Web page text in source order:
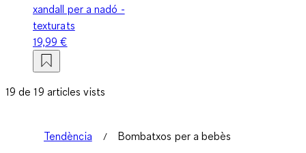
xandall per a nadó -
texturats
19,99 €
19 de 19 articles vists
Tendència Bombatxos per a bebès